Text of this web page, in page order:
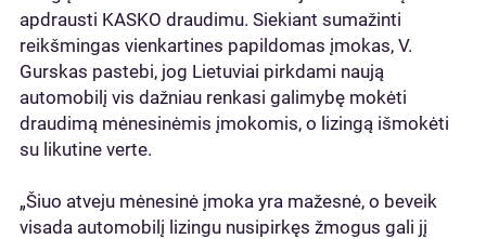
apdrausti KASKO draudimu. Siekiant sumažinti
reikšmingas vienkartines papildomas įmokas, V.
Gurskas pastebi, jog Lietuviai pirkdami naują
automobilį vis dažniau renkasi galimybę mokėti
draudimą mėnesinėmis įmokomis, o lizingą išmokėti
su likutine verte.
„Šiuo atveju mėnesinė įmoka yra mažesnė, o beveik
visada automobilį lizingu nusipirkęs žmogus gali jį